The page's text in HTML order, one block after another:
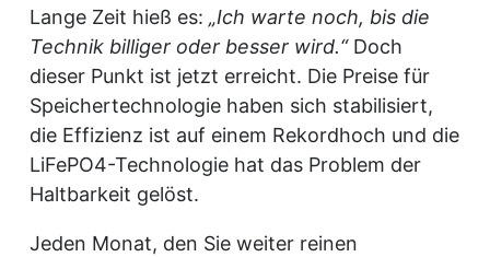
Lange Zeit hieß es: „Ich warte noch, bis die
Technik billiger oder besser wird.“Doch
dieser Punkt ist jetzt erreicht. Die Preise für
Speichertechnologie haben sich stabilisiert,
die Effizienz ist auf einem Rekordhoch und die
LiFePO4-Technologie hat das Problem der
Haltbarkeit gelöst.
Jeden Monat, den Sie weiter reinen